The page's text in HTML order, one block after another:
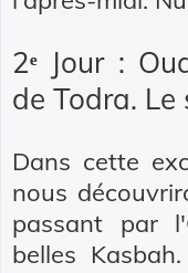
2ᵉ Jour :
de Todra.
Dans cette
nous
passant par
belles